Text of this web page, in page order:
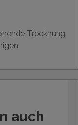
Trocknung,
auch